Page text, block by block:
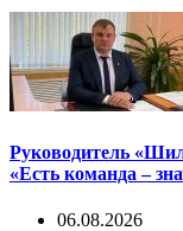
Руководитель
«Есть команда –
06.08.2026